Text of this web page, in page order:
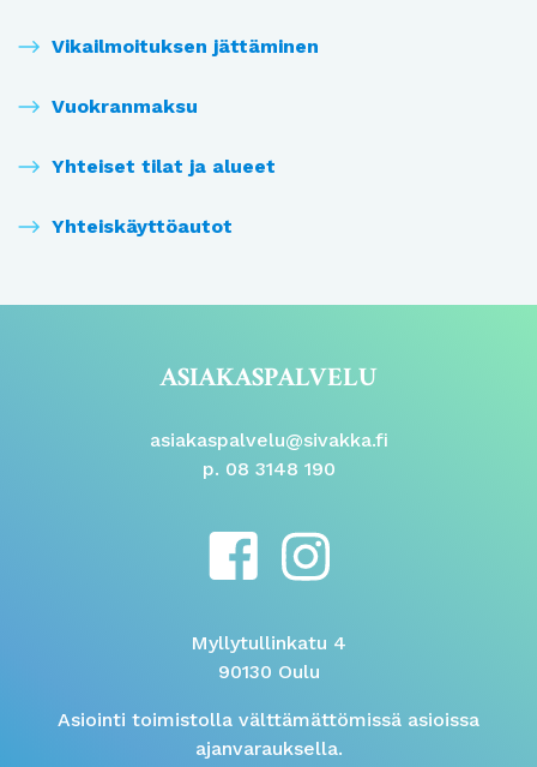
Vikailmoituksen jättäminen
Vuokranmaksu
Yhteiset tilat ja alueet
Yhteiskäyttöautot
ASIAKASPALVELU
asiakaspalvelu@sivakka.fi
p. 08 3148 190
Myllytullinkatu 4
90130 Oulu
Asiointi toimistolla välttämättömissä asioissa
ajanvarauksella.